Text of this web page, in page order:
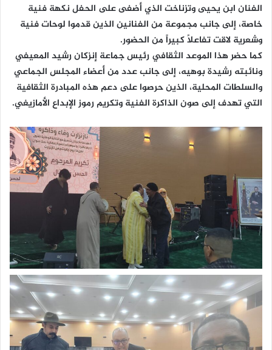
الفنان ابن يحيى وتزناخت الذي أضفى على الحفل نكهة فنية
خاصة، إلى جانب مجموعة من الفنانين الذين قدموا لوحات فنية
وشعرية لاقت تفاعلاً كبيراً من الحضور.
كما حضر هذا الموعد الثقافي رئيس جماعة إنزكان رشيد المعيفي
ونائبته رشيدة بوهيه، إلى جانب عدد من أعضاء المجلس الجماعي
والسلطات المحلية، الذين حرصوا على دعم هذه المبادرة الثقافية
التي تهدف إلى صون الذاكرة الفنية وتكريم رموز الإبداع الأمازيغي.